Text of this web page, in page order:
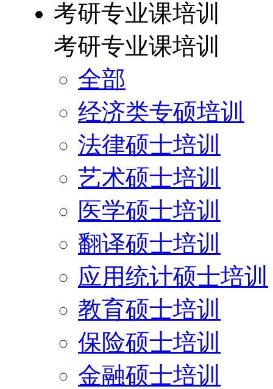
考研专业课培训
考研专业课培训
全部
经济类专硕培训
法律硕士培训
艺术硕士培训
医学硕士培训
翻译硕士培训
应用统计硕士培训
教育硕士培训
保险硕士培训
金融硕士培训